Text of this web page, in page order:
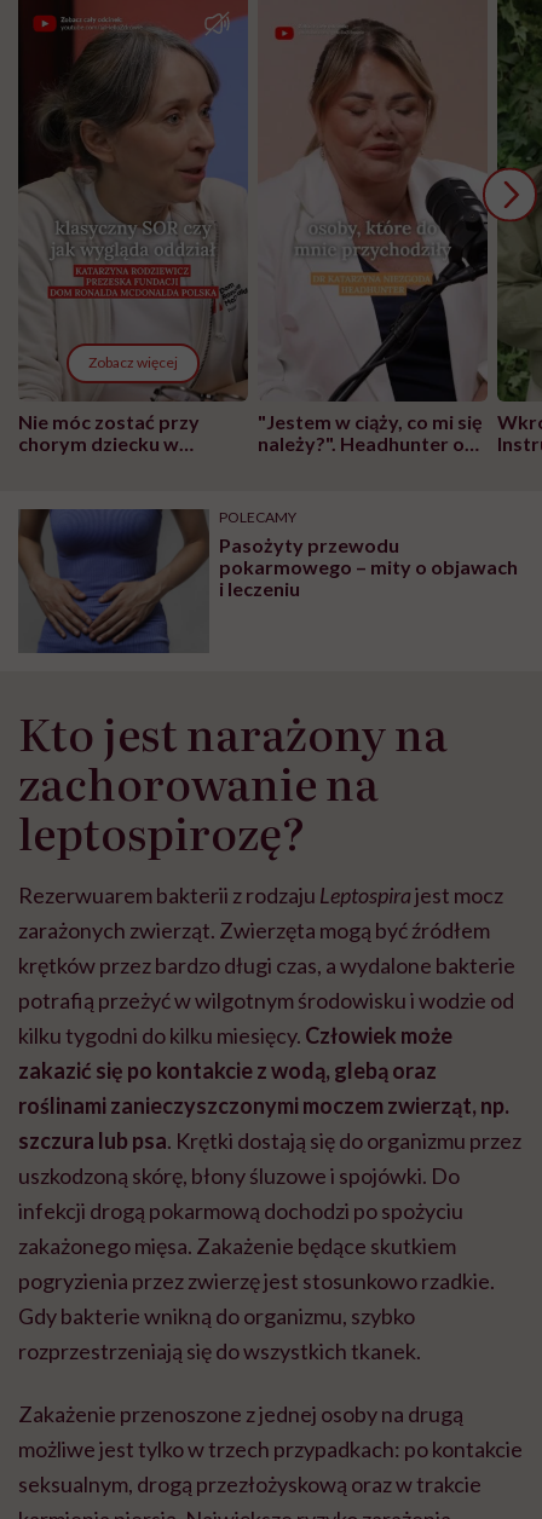
Zobacz więcej
Nie móc zostać przy
chorym dziecku w
może chyba tylko
głupota i brak
wyobraźni"
"Jestem w ciąży, co mi się
należy?". Headhunter o
pracy
POLECAMY
Pasożyty przewodu
pokarmowego – mity o objawach
i leczeniu
Kto jest narażony na
zachorowanie na
leptospirozę?
Rezerwuarem bakterii z rodzaju Leptospirajest mocz
zarażonych zwierząt. Zwierzęta mogą być źródłem
krętków przez bardzo długi czas, a wydalone bakterie
potrafią przeżyć w wilgotnym środowisku i wodzie od
kilku tygodni do kilku miesięcy. Człowiek może
zakazić się po kontakcie z wodą, glebą oraz
roślinami zanieczyszczonymi moczem zwierząt, np.
szczura lub psa. Krętki dostają się do organizmu przez
uszkodzoną skórę, błony śluzowe i spojówki. Do
infekcji drogą pokarmową dochodzi po spożyciu
zakażonego mięsa. Zakażenie będące skutkiem
pogryzienia przez zwierzę jest stosunkowo rzadkie.
Gdy bakterie wnikną do organizmu, szybko
rozprzestrzeniają się do wszystkich tkanek.
Zakażenie przenoszone z jednej osoby na drugą
możliwe jest tylko w trzech przypadkach: po kontakcie
seksualnym, drogą przezłożyskową oraz w trakcie